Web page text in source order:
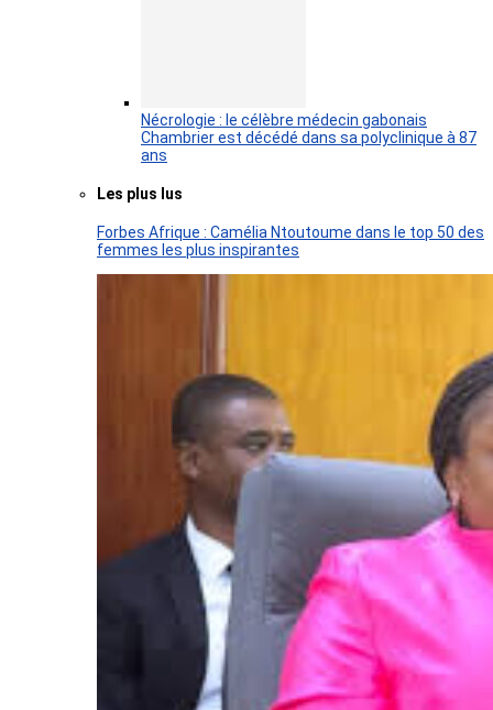
Nécrologie : le célèbre médecin gabonais
Chambrier est décédé dans sa polyclinique à 87
ans
Les plus lus
Forbes Afrique : Camélia Ntoutoume dans le top 50 des
femmes les plus inspirantes